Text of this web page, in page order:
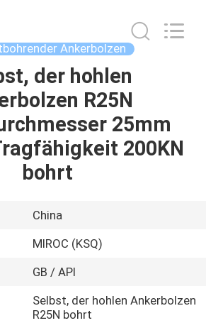
Ankerbolzen
der hohlen
R25N
25mm
200KN
bohrt
China
MIROC (KSQ)
GB / API
Selbst, der hohlen Ankerbolzen
R25N bohrt